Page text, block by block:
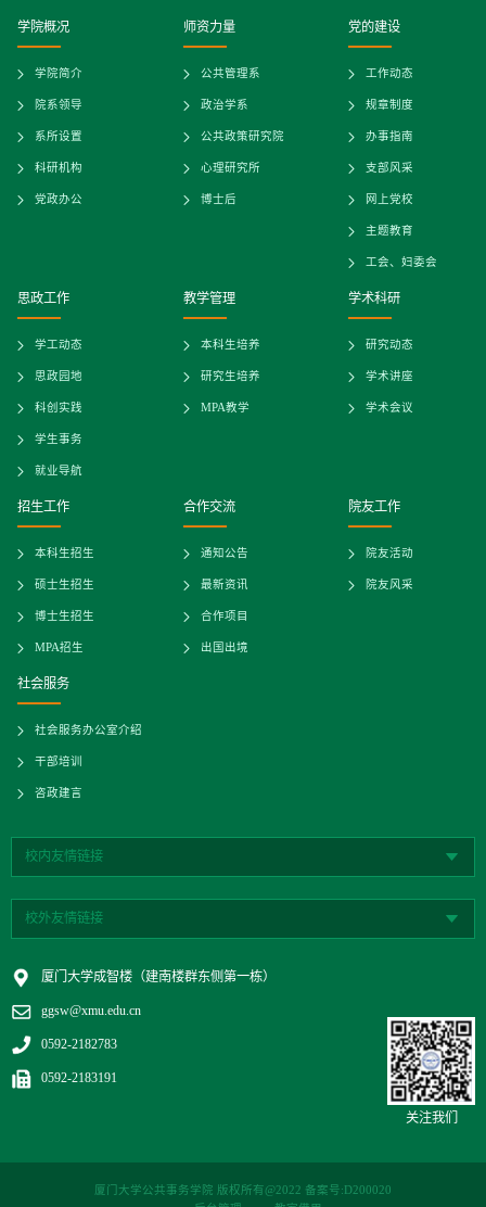
学院概况
学院简介
院系领导
系所设置
科研机构
党政办公
师资力量
公共管理系
政治学系
公共政策研究院
心理研究所
博士后
党的建设
工作动态
规章制度
办事指南
支部风采
网上党校
主题教育
工会、妇委会
思政工作
学工动态
思政园地
科创实践
学生事务
就业导航
教学管理
本科生培养
研究生培养
MPA教学
学术科研
研究动态
学术讲座
学术会议
招生工作
本科生招生
硕士生招生
博士生招生
MPA招生
合作交流
通知公告
最新资讯
合作项目
出国出境
院友工作
院友活动
院友风采
社会服务
社会服务办公室介绍
干部培训
咨政建言
校内友情链接
校外友情链接
厦门大学成智楼（建南楼群东侧第一栋）
ggsw@xmu.edu.cn
0592-2182783
0592-2183191
关注我们
厦门大学公共事务学院 版权所有@2022 备案号:D200020